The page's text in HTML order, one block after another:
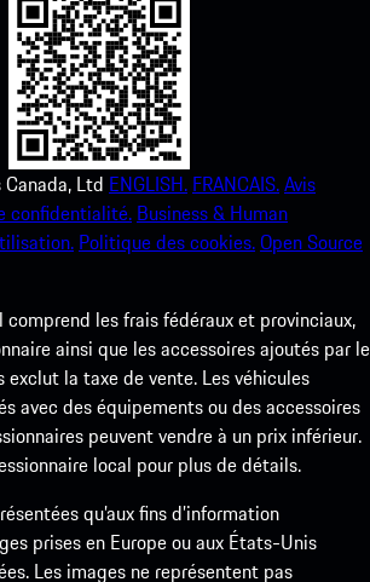
Canada, Ltd ENGLISH. FRANCAIS.Avis
confidentialité. Business & Human
Politique des cookies.Open Source
les frais fédéraux et provinciaux,
ainsi que les accessoires ajoutés par le
exclut la taxe de vente. Les véhicules
avec des équipements ou des accessoires
peuvent vendre à un prix inférieur.
local pour plus de détails.
qu’aux fins d’information
prises en Europe ou aux États-Unis
Les images ne représentent pas